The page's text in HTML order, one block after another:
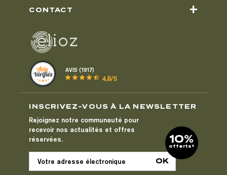
CONTACT +
AVIS (1917)
starstarstarstarstar_half 4,8/5
INSCRIVEZ-VOUS À LA NEWSLETTER
Rejoignez notre communauté pour
recevoir nos actualités et offres
réservées.
10%
offerts*